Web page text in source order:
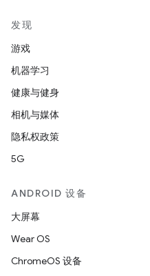
发现
游戏
机器学习
健康与健身
相机与媒体
隐私权政策
5G
ANDROID 设备
大屏幕
Wear OS
ChromeOS 设备